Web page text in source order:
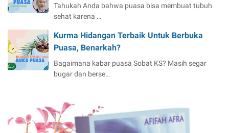
Tahukah Anda bahwa puasa bisa membuat tubuh
sehat karena …
Kurma Hidangan Terbaik Untuk Berbuka
Puasa, Benarkah?
Bagaimana kabar puasa Sobat KS? Masih segar
bugar dan berse…